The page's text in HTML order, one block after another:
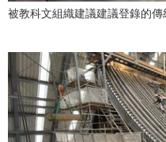
被教科文組織建議建議登錄的傳